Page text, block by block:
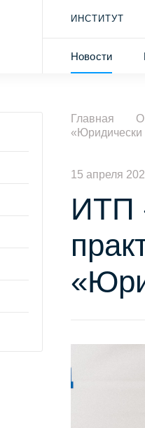
ИНСТИТУТ
Новости
Главная О
«Юридически
15 апреля
ИТП